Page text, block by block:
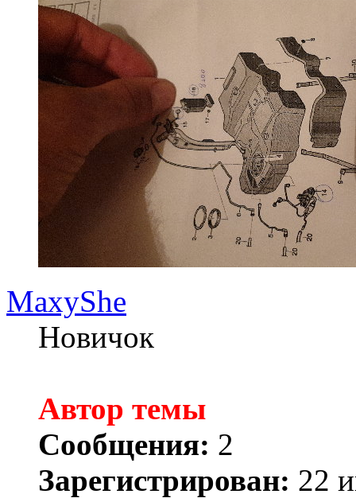
MaxyShe
Новичок
Автор темы
Сообщения: 2
Зарегистрирован: 22